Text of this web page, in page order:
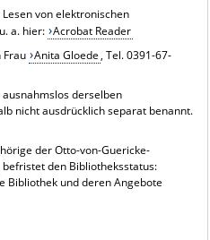
von elektronischen
a. hier: Acrobat Reader
Frau Anita Gloede, Tel. 0391-67-
derselben
nicht ausdrücklich separat benannt.
der Otto-von-Guericke-
den Bibliotheksstatus:
Bibliothek und deren Angebote